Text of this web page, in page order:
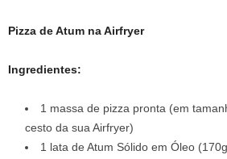
Pizza de Atum na Airfryer
Ingredientes:
1 massa de pizza pronta (em
cesto da sua Airfryer)
1 lata de Atum Sólido em Óleo